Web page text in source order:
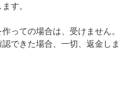
す。
っての場合は、受けません。
できた場合、一切、返金しま